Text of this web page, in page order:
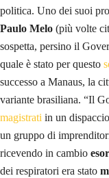
politica. Uno dei suoi
Paulo Melo (più volte
sospetta, persino il
quale è stato per questo
successo a Manaus, la
variante brasiliana. “Il
magistrati in un
un gruppo di
ricevendo in cambio
dei respiratori era stato